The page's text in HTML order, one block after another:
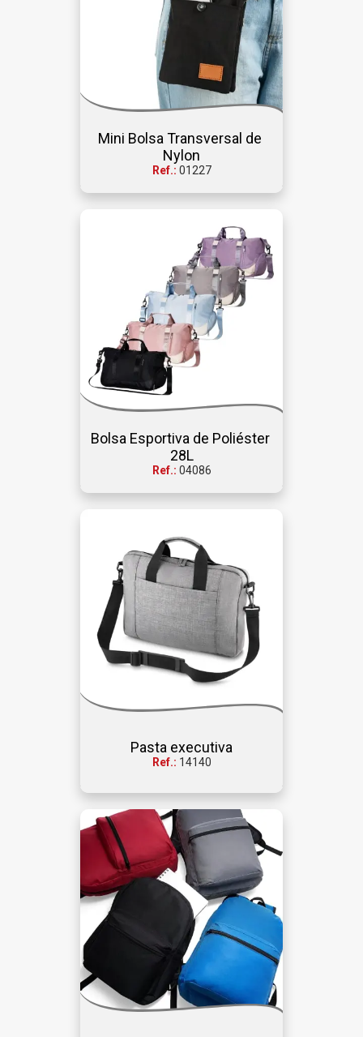
Mini Bolsa Transversal de
Nylon
Ref.: 01227
Bolsa Esportiva de Poliéster
28L
Ref.: 04086
Pasta executiva
Ref.: 14140